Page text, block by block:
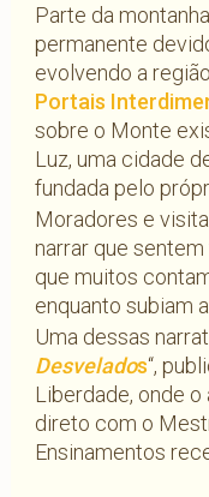
Parte da
permanente
evolvendo a
Portais
sobre o Monte
Luz, uma cidade
fundada pelo
Moradores e
narrar que
que muitos
enquanto subiam
Uma dessas
Desvelados“,
Liberdade, onde
direto com o
Ensinamentos